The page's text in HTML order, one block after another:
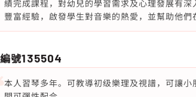
績完成課程，對幼兒的學習需求及心理發展有
豐富經驗，啟發學生對音樂的熱愛，並幫助他們
號135504
本人習琴多年。可教導初级樂理及視譜，可讓